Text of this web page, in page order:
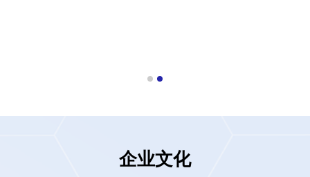
企业文化